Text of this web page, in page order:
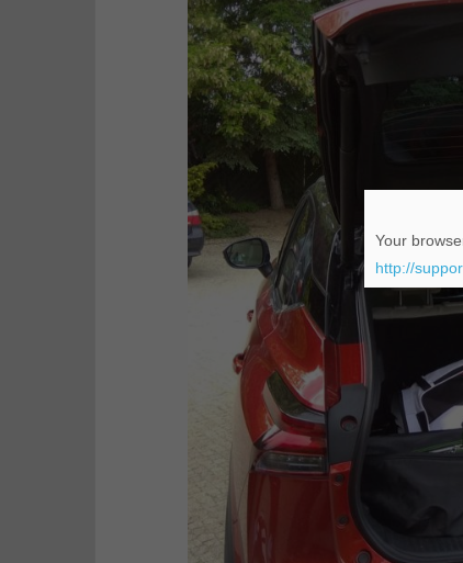
Your
http://